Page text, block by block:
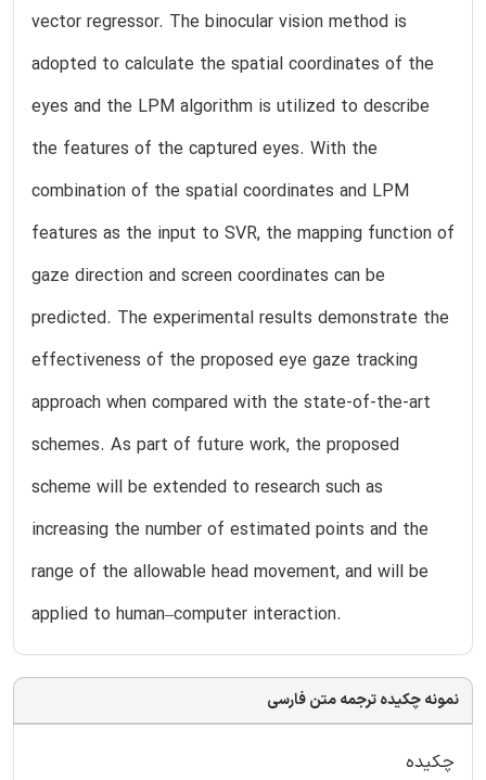
vector regressor. The binocular vision method is
adopted to calculate the spatial coordinates of the
eyes and the LPM algorithm is utilized to describe
the features of the captured eyes. With the
combination of the spatial coordinates and LPM
features as the input to SVR, the mapping function of
gaze direction and screen coordinates can be
predicted. The experimental results demonstrate the
effectiveness of the proposed eye gaze tracking
approach when compared with the state-of-the-art
schemes. As part of future work, the proposed
scheme will be extended to research such as
increasing the number of estimated points and the
range of the allowable head movement, and will be
applied to human–computer interaction.
نمونه چکیده ترجمه متن فارسی
چکیده